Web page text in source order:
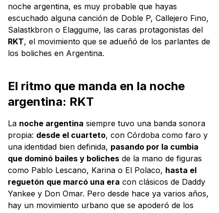
noche argentina, es muy probable que hayas
escuchado alguna canción de Doble P, Callejero Fino,
Salastkbron o Elaggume, las caras protagonistas del
RKT, el movimiento que se adueñó de los parlantes de
los boliches en Argentina.
El ritmo que manda en la noche
argentina: RKT
La noche argentina siempre tuvo una banda sonora
propia: desde el cuarteto, con Córdoba como faro y
una identidad bien definida, pasando por la cumbia
que dominó bailes y boliches de la mano de figuras
como Pablo Lescano, Karina o El Polaco, hasta el
reguetón que marcó una era con clásicos de Daddy
Yankee y Don Omar. Pero desde hace ya varios años,
hay un movimiento urbano que se apoderó de los